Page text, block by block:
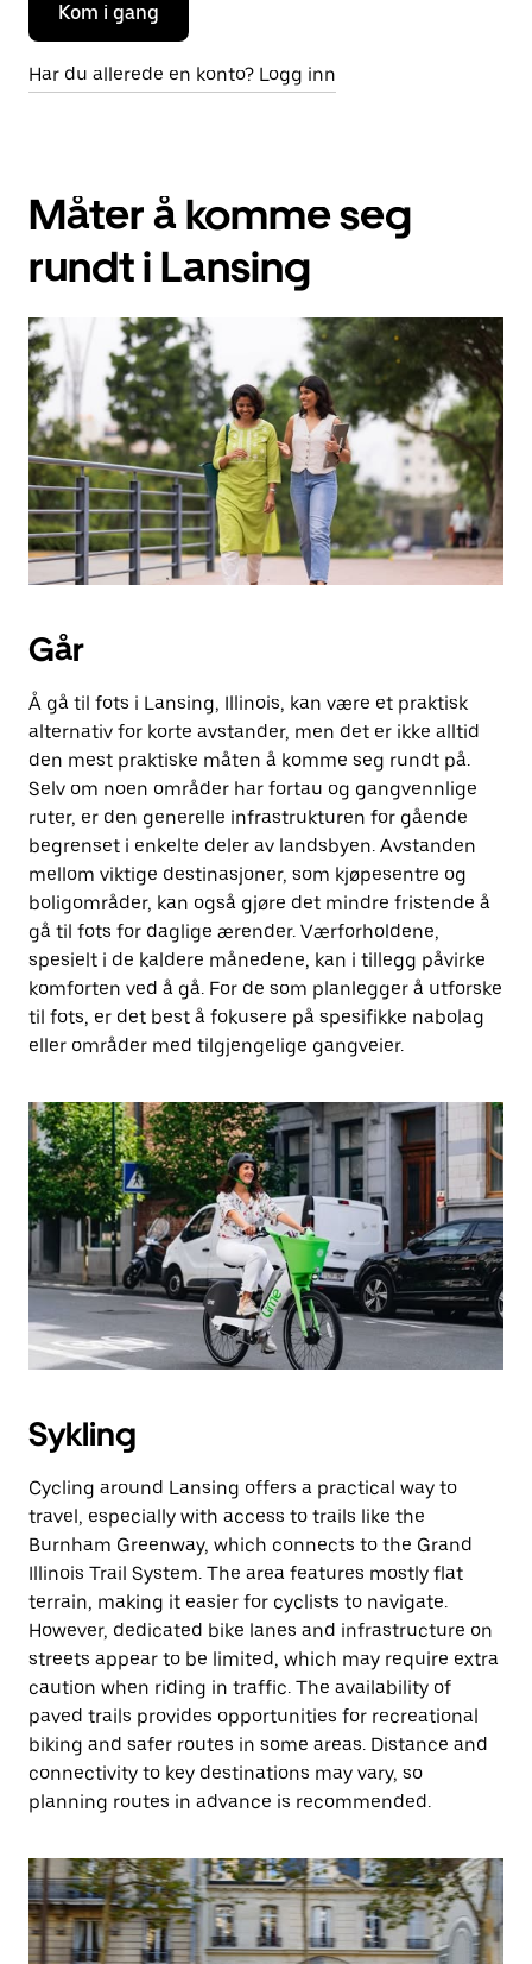
Kom i gang
Har du allerede en konto? Logg inn
Måter å komme seg
rundt i Lansing
Går
Å gå til fots i Lansing, Illinois, kan være et praktisk
alternativ for korte avstander, men det er ikke alltid
den mest praktiske måten å komme seg rundt på.
Selv om noen områder har fortau og gangvennlige
ruter, er den generelle infrastrukturen for gående
begrenset i enkelte deler av landsbyen. Avstanden
mellom viktige destinasjoner, som kjøpesentre og
boligområder, kan også gjøre det mindre fristende å
gå til fots for daglige ærender. Værforholdene,
spesielt i de kaldere månedene, kan i tillegg påvirke
komforten ved å gå. For de som planlegger å utforske
til fots, er det best å fokusere på spesifikke nabolag
eller områder med tilgjengelige gangveier.
Sykling
Cycling around Lansing offers a practical way to
travel, especially with access to trails like the
Burnham Greenway, which connects to the Grand
Illinois Trail System. The area features mostly flat
terrain, making it easier for cyclists to navigate.
However, dedicated bike lanes and infrastructure on
streets appear to be limited, which may require extra
caution when riding in traffic. The availability of
paved trails provides opportunities for recreational
biking and safer routes in some areas. Distance and
connectivity to key destinations may vary, so
planning routes in advance is recommended.